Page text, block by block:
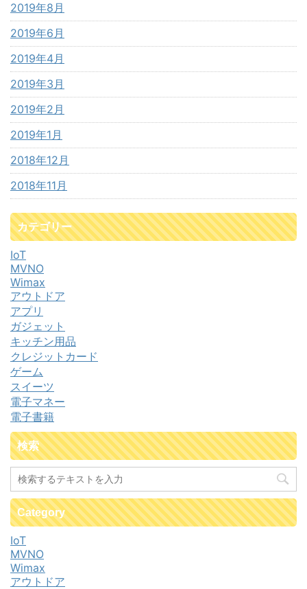
2019年8月
2019年6月
2019年4月
2019年3月
2019年2月
2019年1月
2018年12月
2018年11月
カテゴリー
IoT
MVNO
Wimax
アウトドア
アプリ
ガジェット
キッチン用品
クレジットカード
ゲーム
スイーツ
電子マネー
電子書籍
検索
Category
IoT
MVNO
Wimax
アウトドア